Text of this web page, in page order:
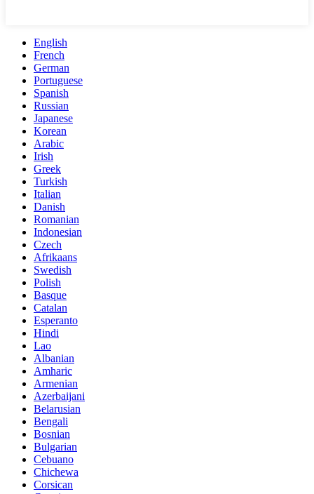
English
French
German
Portuguese
Spanish
Russian
Japanese
Korean
Arabic
Irish
Greek
Turkish
Italian
Danish
Romanian
Indonesian
Czech
Afrikaans
Swedish
Polish
Basque
Catalan
Esperanto
Hindi
Lao
Albanian
Amharic
Armenian
Azerbaijani
Belarusian
Bengali
Bosnian
Bulgarian
Cebuano
Chichewa
Corsican